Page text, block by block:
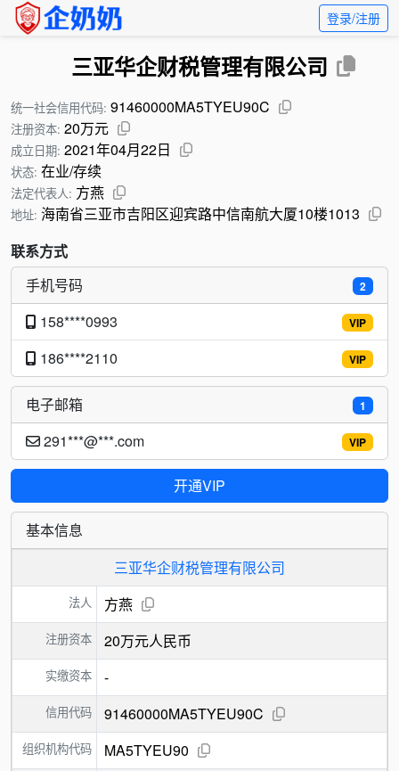
登录/注册
三亚华企财税管理有限公司
统一社会信用代码: 91460000MA5TYEU90C
注册资本: 20万元
成立日期: 2021年04月22日
状态: 在业/存续
法定代表人: 方燕
地址: 海南省三亚市吉阳区迎宾路中信南航大厦10楼1013
联系方式
2
手机号码
VIP
158****0993
VIP
186****2110
1
电子邮箱
VIP
291***@***.com
开通VIP
基本信息
三亚华企财税管理有限公司
法人 方燕
注册资本 20万元人民币
实缴资本 -
信用代码 91460000MA5TYEU90C
组织机构代码 MA5TYEU90